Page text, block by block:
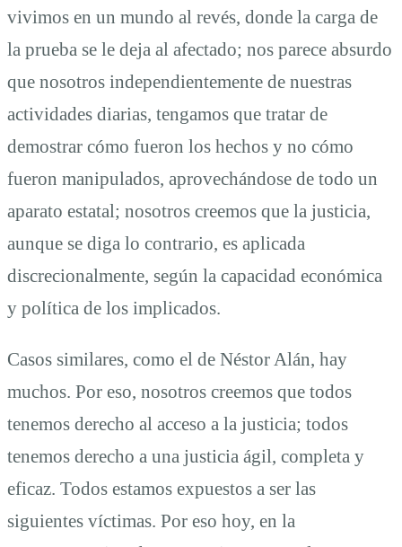
vivimos en un mundo al revés, donde la carga de
la prueba se le deja al afectado; nos parece absurdo
que nosotros independientemente de nuestras
actividades diarias, tengamos que tratar de
demostrar cómo fueron los hechos y no cómo
fueron manipulados, aprovechándose de todo un
aparato estatal; nosotros creemos que la justicia,
aunque se diga lo contrario, es aplicada
discrecionalmente, según la capacidad económica
y política de los implicados.
Casos similares, como el de Néstor Alán, hay
muchos. Por eso, nosotros creemos que todos
tenemos derecho al acceso a la justicia; todos
tenemos derecho a una justicia ágil, completa y
eficaz. Todos estamos expuestos a ser las
siguientes víctimas. Por eso hoy, en la